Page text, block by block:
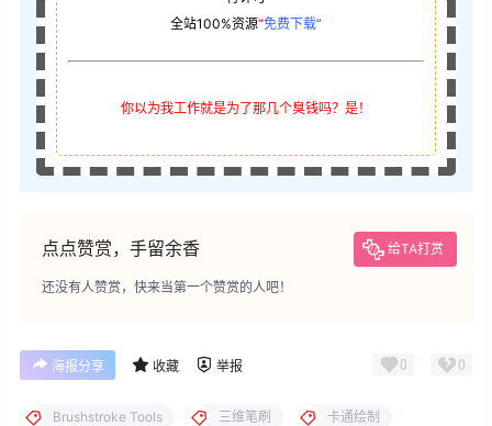
全站100%资源“免费下载”
你以为我工作就是为了那几个臭钱吗？是！
点点赞赏，手留余香 给TA打赏
还没有人赞赏，快来当第一个赞赏的人吧！
海报分享 收藏 举报 0 0
Brushstroke Tools 三维笔刷 卡通绘制